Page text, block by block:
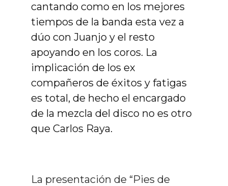
cantando como en los mejores
tiempos de la banda esta vez a
dúo con Juanjo y el resto
apoyando en los coros. La
implicación de los ex
compañeros de éxitos y fatigas
es total, de hecho el encargado
de la mezcla del disco no es otro
que Carlos Raya.
La presentación de “Pies de